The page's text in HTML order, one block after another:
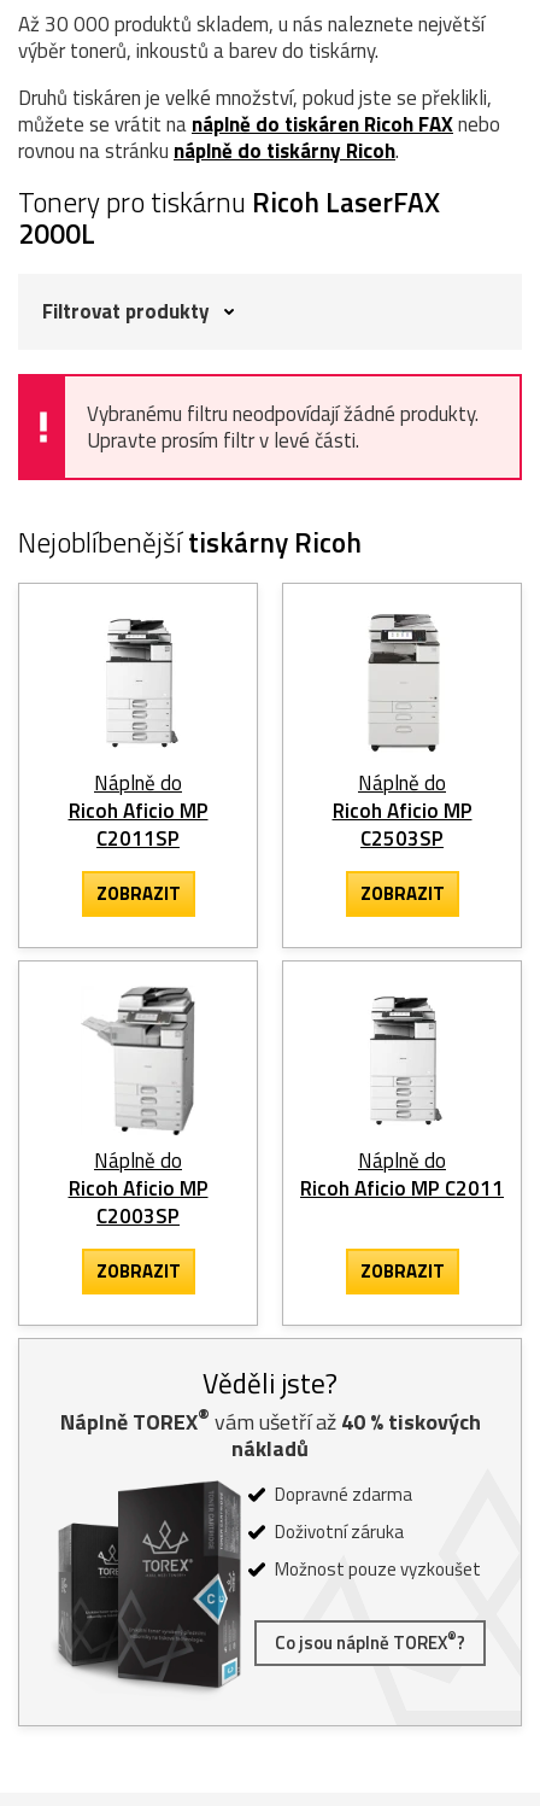
Až 30 000 produktů skladem, u nás naleznete největší
výběr tonerů, inkoustů a barev do tiskárny.
Druhů tiskáren je velké množství, pokud jste se překlikli,
můžete se vrátit nanáplně do tiskáren Ricoh FAXnebo
rovnou na stránku náplně do tiskárny Ricoh.
Tonery pro tiskárnu Ricoh LaserFAX
2000L
Filtrovat produkty
Vybranému filtru neodpovídají žádné produkty.
Upravte prosím filtr v levé části.
Nejoblíbenějšítiskárny Ricoh
Náplně do
Ricoh Aficio MP
C2011SP
ZOBRAZIT
Náplně do
Ricoh Aficio MP
C2503SP
ZOBRAZIT
Náplně do
Ricoh Aficio MP
C2003SP
ZOBRAZIT
Náplně do
Ricoh Aficio MP C2011
ZOBRAZIT
Věděli jste?
Náplně TOREX® vám ušetří až40% tiskových
nákladů
Dopravné zdarma
Doživotní záruka
Možnost pouze vyzkoušet
Co jsou náplně TOREX®?